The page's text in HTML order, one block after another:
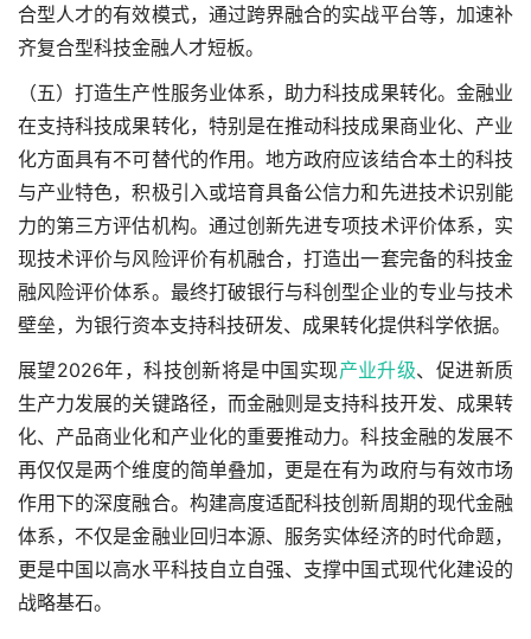
合型人才的有效模式，通过跨界融合的实战平台等，加速补
齐复合型科技金融人才短板。
（五）打造生产性服务业体系，助力科技成果转化。金融业
在支持科技成果转化，特别是在推动科技成果商业化、产业
化方面具有不可替代的作用。地方政府应该结合本土的科技
与产业特色，积极引入或培育具备公信力和先进技术识别能
力的第三方评估机构。通过创新先进专项技术评价体系，实
现技术评价与风险评价有机融合，打造出一套完备的科技金
融风险评价体系。最终打破银行与科创型企业的专业与技术
壁垒，为银行资本支持科技研发、成果转化提供科学依据。
展望2026年，科技创新将是中国实现产业升级、促进新质
生产力发展的关键路径，而金融则是支持科技开发、成果转
化、产品商业化和产业化的重要推动力。科技金融的发展不
再仅仅是两个维度的简单叠加，更是在有为政府与有效市场
作用下的深度融合。构建高度适配科技创新周期的现代金融
体系，不仅是金融业回归本源、服务实体经济的时代命题，
更是中国以高水平科技自立自强、支撑中国式现代化建设的
战略基石。